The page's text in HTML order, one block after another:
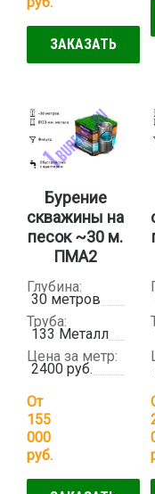
ЗАКАЗАТЬ
Бурение
скважины на
песок ~30 м.
ПМА2
Глубина:
30 метров
Труба:
133 Металл
Цена за метр:
2400 руб.
От
155
000
руб.